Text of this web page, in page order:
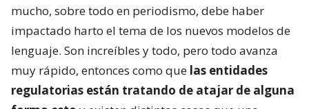
mucho, sobre todo en periodismo, debe haber
impactado harto el tema de los nuevos modelos de
lenguaje. Son increíbles y todo, pero todo avanza
muy rápido, entonces como que las entidades
regulatorias están tratando de atajar de alguna